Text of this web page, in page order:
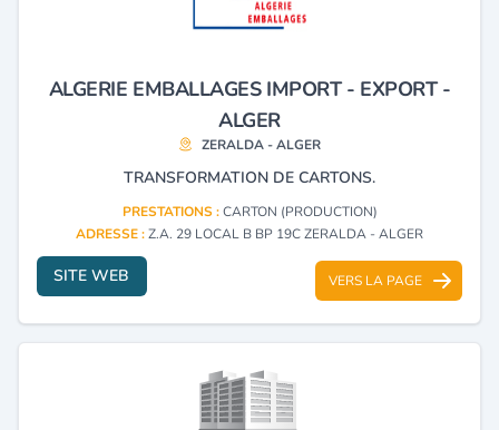
ALGERIE EMBALLAGES IMPORT - EXPORT -
ALGER
ZERALDA - ALGER
TRANSFORMATION DE CARTONS.
PRESTATIONS :CARTON (PRODUCTION)
ADRESSE :Z.A. 29 LOCAL B BP 19C ZERALDA - ALGER
SITE WEB VERS LA PAGE